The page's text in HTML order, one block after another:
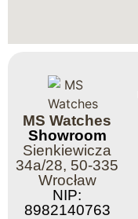
MS Watches
Showroom
Sienkiewicza
34a/28, 50-335
Wrocław
NIP:
8982140763